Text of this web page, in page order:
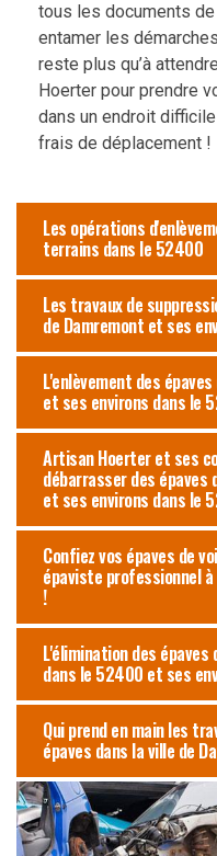
tous les documents
entamer les
reste plus qu’à
Hoerter pour prendre
dans un endroit
frais de déplacement !
Les opérations
terrains dans le 52400
Les travaux de
de Damremont et ses
L'enlèvement des
et ses environs dans le
Artisan Hoerter et ses
débarrasser des épaves
et ses environs dans le
Confiez vos épaves de
épaviste professionnel
!
L'élimination des épaves
dans le 52400 et ses
Qui prend en main les
épaves dans la ville de